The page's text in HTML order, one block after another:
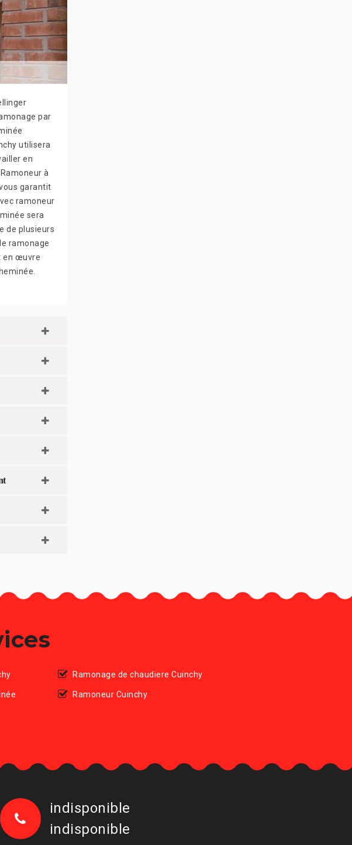
par
utilisera
en
à
garantit
ramoneur
sera
de plusieurs
ramonage
en œuvre
Ramonage de chaudiere Cuinchy
Ramoneur Cuinchy
indisponible
indisponible